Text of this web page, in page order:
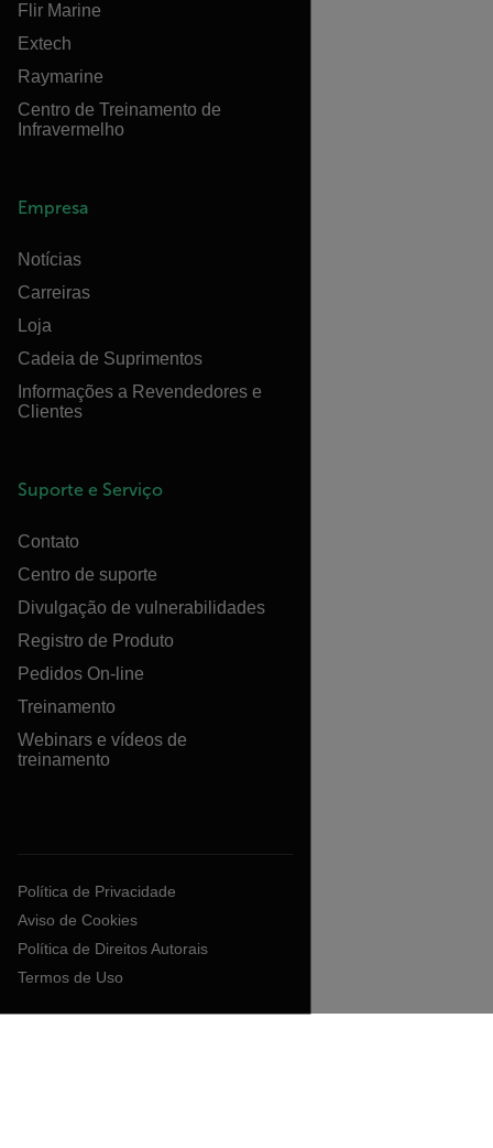
Flir Marine
Extech
Raymarine
Centro de Treinamento de
Infravermelho
Empresa
Notícias
Carreiras
Loja
Cadeia de Suprimentos
Informações a Revendedores e
Clientes
Suporte e Serviço
Contato
Centro de suporte
Divulgação de vulnerabilidades
Registro de Produto
Pedidos On-line
Treinamento
Webinars e vídeos de
treinamento
Política de Privacidade
Aviso de Cookies
Política de Direitos Autorais
Termos de Uso